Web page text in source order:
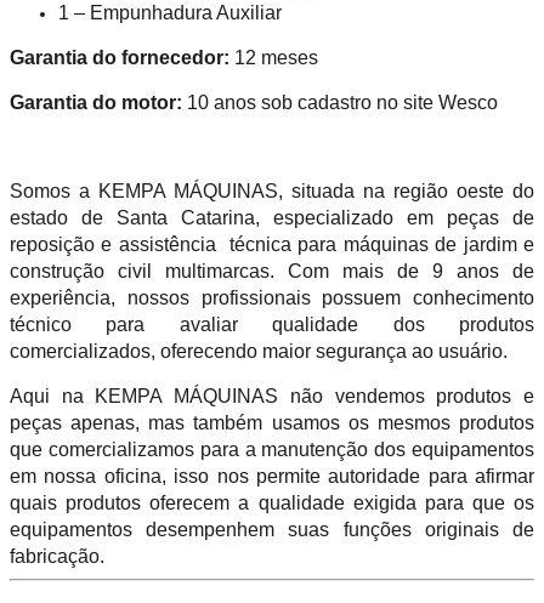
1 – Empunhadura Auxiliar
Garantia do fornecedor: 12 meses
Garantia do motor: 10 anos sob cadastro no site Wesco
Somos a KEMPA MÁQUINAS, situada na região oeste do
estado de Santa Catarina, especializado em peças de
reposição e assistência técnica para máquinas de jardim e
construção civil multimarcas. Com mais de 9 anos de
experiência, nossos profissionais possuem conhecimento
técnico para avaliar qualidade dos produtos
comercializados, oferecendo maior segurança ao usuário.
Aqui na KEMPA MÁQUINAS não vendemos produtos e
peças apenas, mas também usamos os mesmos produtos
que comercializamos para a manutenção dos equipamentos
em nossa oficina, isso nos permite autoridade para afirmar
quais produtos oferecem a qualidade exigida para que os
equipamentos desempenhem suas funções originais de
fabricação.